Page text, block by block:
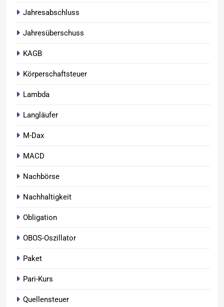
Jahresabschluss
Jahresüberschuss
KAGB
Körperschaftsteuer
Lambda
Langläufer
M-Dax
MACD
Nachbörse
Nachhaltigkeit
Obligation
OBOS-Oszillator
Paket
Pari-Kurs
Quellensteuer